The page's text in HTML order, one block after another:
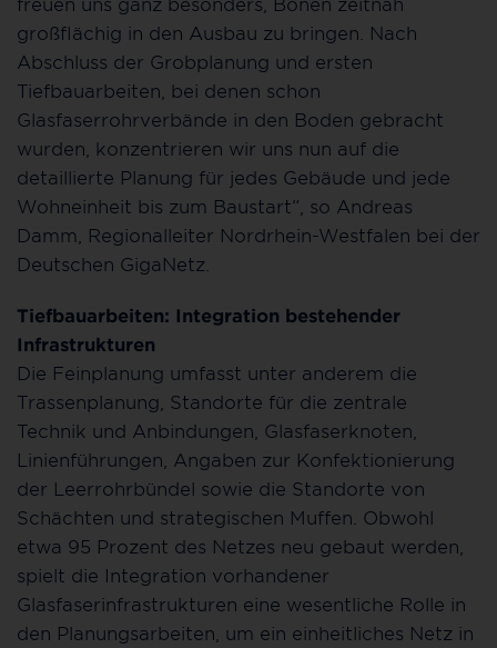
großflächig in den Ausbau zu bringen. Nach
Abschluss der Grobplanung und ersten
Tiefbauarbeiten, bei denen schon
Glasfaserrohrverbände in den Boden gebracht
wurden, konzentrieren wir uns nun auf die
detaillierte Planung für jedes Gebäude und jede
Wohneinheit bis zum Baustart“, so Andreas
Damm, Regionalleiter Nordrhein-Westfalen bei der
Deutschen GigaNetz.
Tiefbauarbeiten: Integration bestehender
Infrastrukturen
Die Feinplanung umfasst unter anderem die
Trassenplanung, Standorte für die zentrale
Technik und Anbindungen, Glasfaserknoten,
Linienführungen, Angaben zur Konfektionierung
der Leerrohrbündel sowie die Standorte von
Schächten und strategischen Muffen. Obwohl
etwa 95 Prozent des Netzes neu gebaut werden,
spielt die Integration vorhandener
Glasfaserinfrastrukturen eine wesentliche Rolle in
den Planungsarbeiten, um ein einheitliches Netz in